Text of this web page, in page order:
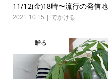
11/12(金)18時〜流行の発信
2021.10.15 でかける
贈る